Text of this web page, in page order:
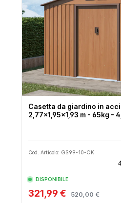
Casetta da giardino in
2,77x1,95x1,93 m - 65kg -
Cod. Articolo: GS99-10-OK
DISPONIBILE
321,99 € 520,00 €